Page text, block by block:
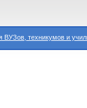
техникумов и